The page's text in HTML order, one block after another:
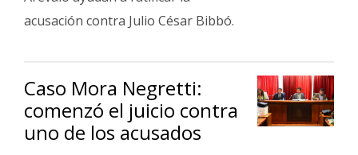
acusación contra Julio César Bibbó.
Caso Mora Negretti:
comenzó el juicio contra
uno de los acusados